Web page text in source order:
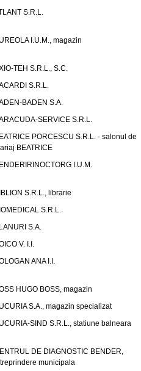
S.R.L.
I.U.M., magazin
TEH S.R.L., S.C.
S.R.L.
BADEN S.A.
SERVICE S.R.L.
PORCESCU S.R.L. - salonul de
BEATRICE
I.U.M.
S.R.L., librarie
S.R.L.
S.A.
V. I.I.
ANA I.I.
HUGO BOSS, magazin
S.A., magazin specializat
SIND S.R.L., statiune balneara
DE DIAGNOSTIC BENDER,
municipala